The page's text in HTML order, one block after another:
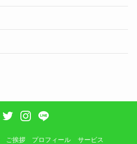
ご挨拶 プロフィール サービス